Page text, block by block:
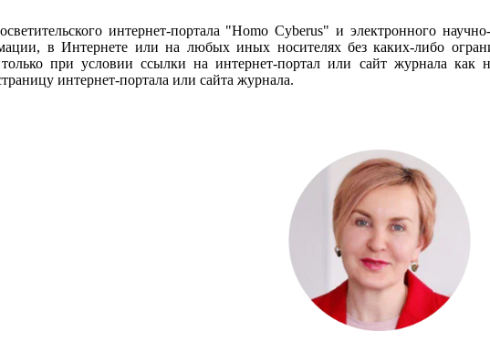
интернет-портала "Homo Cyberus" и электронного
в Интернете или на любых иных носителях без каких-либо
при условии ссылки на интернет-портал или сайт журнала
интернет-портала или сайта журнала.